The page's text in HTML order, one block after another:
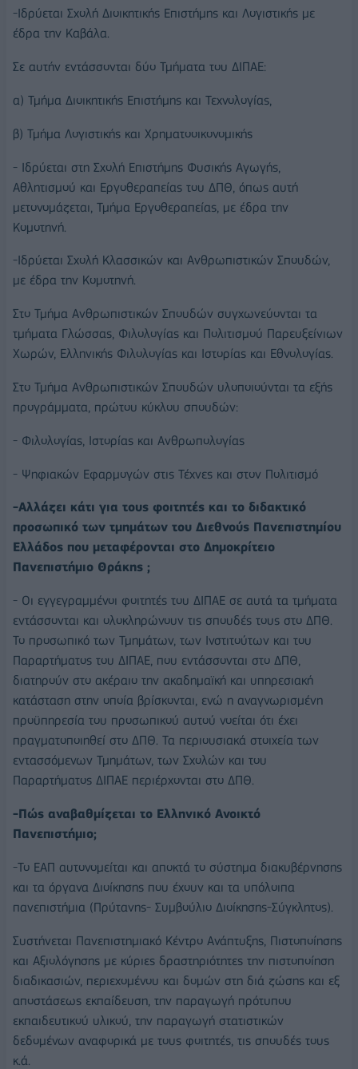
-Ιδρύεται Σχολή Διοικητικής Επιστήμης και Λογιστικής με
έδρα την Καβάλα.
Σε αυτήν εντάσσονται δύο Τμήματα του ΔΙΠΑΕ:
α) Τμήμα Διοικητικής Επιστήμης και Τεχνολογίας,
β) Τμήμα Λογιστικής και Χρηματοοικονομικής
- Ιδρύεται στη Σχολή Επιστήμης Φυσικής Αγωγής,
Αθλητισμού και Εργοθεραπείας του ΔΠΘ, όπως αυτή
μετονομάζεται, Τμήμα Εργοθεραπείας, με έδρα την
Κομοτηνή.
-Ιδρύεται Σχολή Κλασσικών και Ανθρωπιστικών Σπουδών,
με έδρα την Κομοτηνή.
Στο Τμήμα Ανθρωπιστικών Σπουδών συγχωνεύονται τα
τμήματα Γλώσσας, Φιλολογίας και Πολιτισμού Παρευξείνιων
Χωρών, Ελληνικής Φιλολογίας και Ιστορίας και Εθνολογίας.
Στο Τμήμα Ανθρωπιστικών Σπουδών υλοποιούνται τα εξής
προγράμματα, πρώτου κύκλου σπουδών:
- Φιλολογίας, Ιστορίας και Ανθρωπολογίας
- Ψηφιακών Εφαρμογών στις Τέχνες και στον Πολιτισμό
-Αλλάζει κάτι για τους φοιτητές και το διδακτικό
προσωπικό των τμημάτων του Διεθνούς Πανεπιστημίου
Ελλάδος που μεταφέρονται στο Δημοκρίτειο
Πανεπιστήμιο Θράκης ;
- Οι εγγεγραμμένοι φοιτητές του ΔΙΠΑΕ σε αυτά τα τμήματα
εντάσσονται και ολοκληρώνουν τις σπουδές τους στο ΔΠΘ.
Το προσωπικό των Τμημάτων, των Ινστιτούτων και του
Παραρτήματος του ΔΙΠΑΕ, που εντάσσονται στο ΔΠΘ,
διατηρούν στο ακέραιο την ακαδημαϊκή και υπηρεσιακή
κατάσταση στην οποία βρίσκονται, ενώ η αναγνωρισμένη
προϋπηρεσία του προσωπικού αυτού νοείται ότι έχει
πραγματοποιηθεί στο ΔΠΘ. Τα περιουσιακά στοιχεία των
εντασσόμενων Τμημάτων, των Σχολών και του
Παραρτήματος ΔΙΠΑΕ περιέρχονται στο ΔΠΘ.
-Πώς αναβαθμίζεται το Ελληνικό Ανοικτό
Πανεπιστήμιο;
-Το ΕΑΠ αυτονομείται και αποκτά το σύστημα διακυβέρνησης
και τα όργανα Διοίκησης που έχουν και τα υπόλοιπα
πανεπιστήμια (Πρύτανης- Συμβούλιο Διοίκησης-Σύγκλητος).
Συστήνεται Πανεπιστημιακό Κέντρο Ανάπτυξης, Πιστοποίησης
και Αξιολόγησης με κύριες δραστηριότητες την πιστοποίηση
διαδικασιών, περιεχομένου και δομών στη διά ζώσης και εξ
αποστάσεως εκπαίδευση, την παραγωγή πρότυπου
εκπαιδευτικού υλικού, την παραγωγή στατιστικών
δεδομένων αναφορικά με τους φοιτητές, τις σπουδές τους
κ.ά.